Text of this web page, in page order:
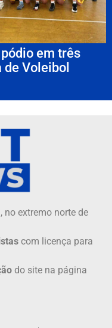
em três
Voleibol
, no extremo norte de
com licença para
do site na página